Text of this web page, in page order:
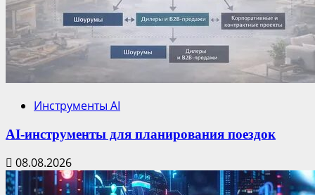
Инструменты AI
AI-инструменты для планирования поездок
08.08.2026